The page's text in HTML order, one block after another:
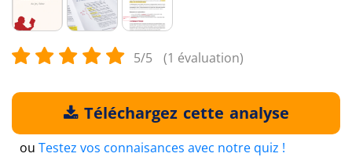
5/5 (1 évaluation)
Téléchargez cette analyse
ou Testez vos connaisances avec notre quiz !